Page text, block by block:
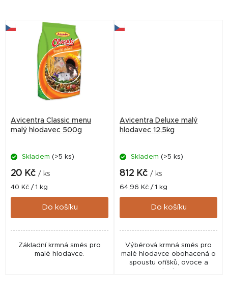
myší, pískomilů, zakrslých...
Avicentra Classic menu
malý hlodavec 500g
Skladem (>5 ks)
20 Kč / ks
Měrná
cena:
40 Kč / 1 kg
Do košíku
Základní krmná směs pro
malé hlodavce.
Avicentra Deluxe malý
hlodavec 12,5kg
Skladem (>5 ks)
812 Kč / ks
Měrná
cena:
64,96 Kč / 1 kg
Do košíku
Výběrová krmná směs pro
malé hlodavce obohacená o
spoustu oříšků, ovoce a